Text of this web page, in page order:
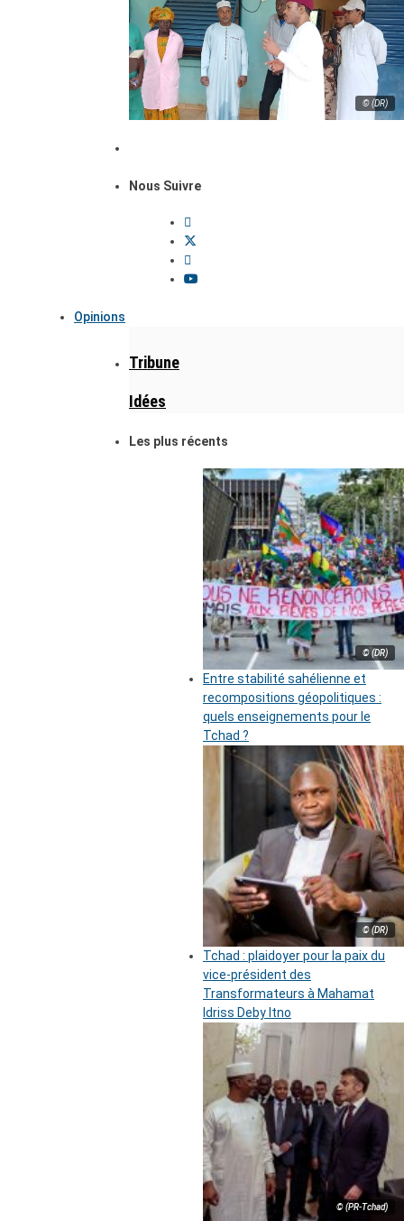
© (DR)
Nous Suivre
Opinions
Tribune
Idées
Les plus récents
© (DR)
Entre stabilité sahélienne et
recompositions géopolitiques :
quels enseignements pour le
Tchad ?
© (DR)
Tchad : plaidoyer pour la paix du
vice-président des
Transformateurs à Mahamat
Idriss Deby Itno
© (PR-Tchad)